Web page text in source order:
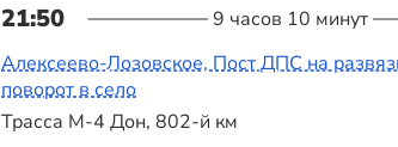
21:50 9 часов 10 минут
Алексеево-Лозовское, Пост ДПС на
поворот в село
Трасса М-4 Дон, 802-й км